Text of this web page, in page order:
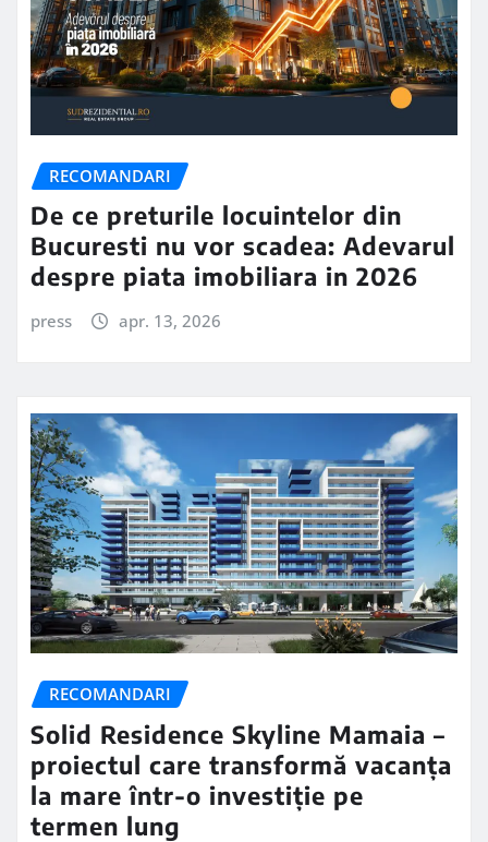
RECOMANDARI
De ce preturile locuintelor din
Bucuresti nu vor scadea: Adevarul
despre piata imobiliara in 2026
press apr. 13, 2026
RECOMANDARI
Solid Residence Skyline Mamaia –
proiectul care transformă vacanța
la mare într-o investiție pe
termen lung